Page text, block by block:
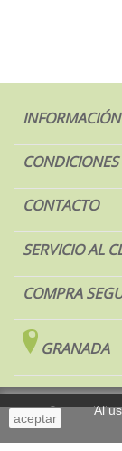
INFORMACIÓN
CONTACTO
SERVICIO AL
COMPRA
GRANADA
aceptar
Al
© 2017 El